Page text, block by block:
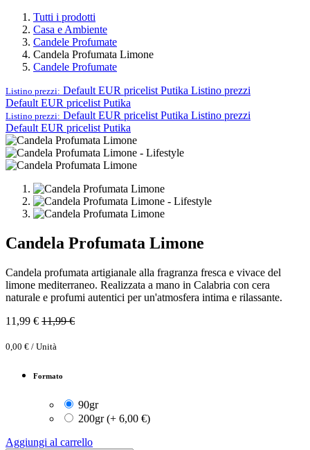
Tutti i prodotti
Casa e Ambiente
Candele Profumate
Candela Profumata Limone
Candele Profumate
Listino prezzi: Default EUR pricelist Putika Listino prezzi
Default EUR pricelist Putika
Listino prezzi: Default EUR pricelist Putika Listino prezzi
Default EUR pricelist Putika
Candela Profumata Limone
Candela profumata artigianale alla fragranza fresca e vivace del
limone mediterraneo. Realizzata a mano in Calabria con cera
naturale e profumi autentici per un'atmosfera intima e rilassante.
11,99 € 11,99€
0,00 € / Unità
Formato
90gr
200gr (+ 6,00 €)
Aggiungi al carrello